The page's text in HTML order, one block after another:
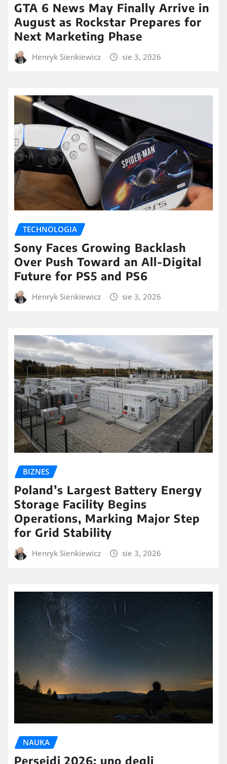
GTA 6 News May Finally Arrive in
August as Rockstar Prepares for
Next Marketing Phase
Henryk Sienkiewicz sie 3, 2026
TECHNOLOGIA
Sony Faces Growing Backlash
Over Push Toward an All-Digital
Future for PS5 and PS6
Henryk Sienkiewicz sie 3, 2026
BIZNES
Poland’s Largest Battery Energy
Storage Facility Begins
Operations, Marking Major Step
for Grid Stability
Henryk Sienkiewicz sie 3, 2026
NAUKA
Perseidi 2026: uno degli